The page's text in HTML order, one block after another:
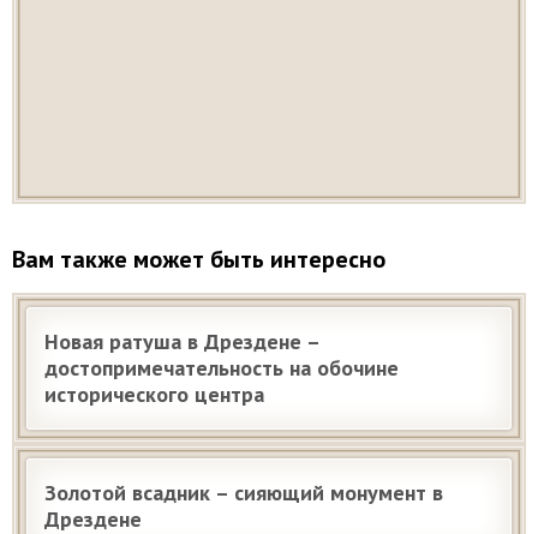
Вам также может быть интересно
Новая ратуша в Дрездене –
достопримечательность на обочине
исторического центра
Золотой всадник – сияющий монумент в
Дрездене